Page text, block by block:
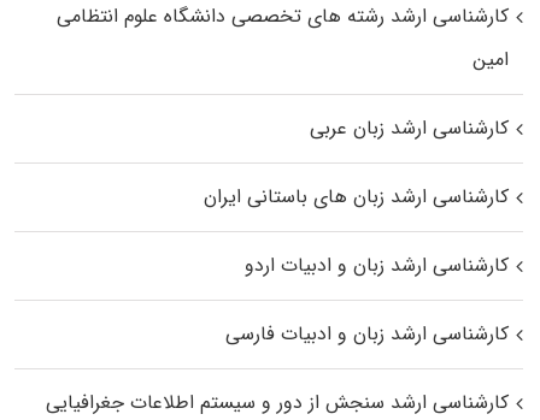
کارشناسی ارشد رﺷﺘﻪ ﻫﺎی تخصصی داﻧﺸﮕﺎه ﻋﻠﻮم انتظامی
اﻣﻴﻦ
کارشناسی ارشد زبان عربی
کارشناسی ارشد زبان‌ های باستانی ایران
کارشناسی ارشد زبان و ادبیات اردو
کارشناسی ارشد زبان و ادبیات فارسی
کارشناسی ارشد سنجش از دور و سیستم اطلاعات جغرافیایی